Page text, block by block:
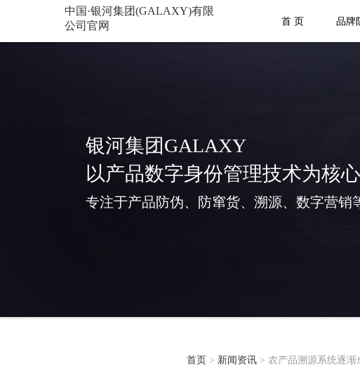
中国·银河集团(GALAXY)有限
公司官网
首 页
品牌
银河集团GALAXY
以产品数字身份管理技术为核心
专注于产品防伪、防窜货、溯源、数字营销
首页 > 新闻资讯 > 农产品溯源系统逐渐